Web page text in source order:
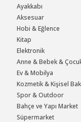
Ayakkabı
Aksesuar
Hobi & Eğlence
Kitap
Elektronik
Anne & Bebek &
Ev & Mobilya
Kozmetik & Kişisel
Spor & Outdoor
Bahçe ve Yapı Market
Süpermarket